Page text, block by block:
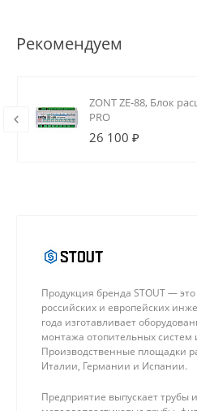
Рекомендуем
ZONT ZE-88, Блок
PRO
26 100 ₽
Продукция бренда STOUT —
российских и европейских
года изготавливает
монтажа отопительных систем
Производственные площадки
Италии, Германии и Испании.
Предприятие выпускает трубы